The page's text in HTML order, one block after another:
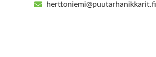
herttoniemi@puutarhanikkarit.fi